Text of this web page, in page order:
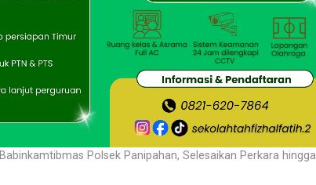
Babinkamtibmas Polsek Panipahan, Selesaikan Perkara hingga Damai Dengan Restorative Justice